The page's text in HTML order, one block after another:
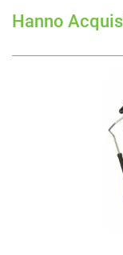
Hanno